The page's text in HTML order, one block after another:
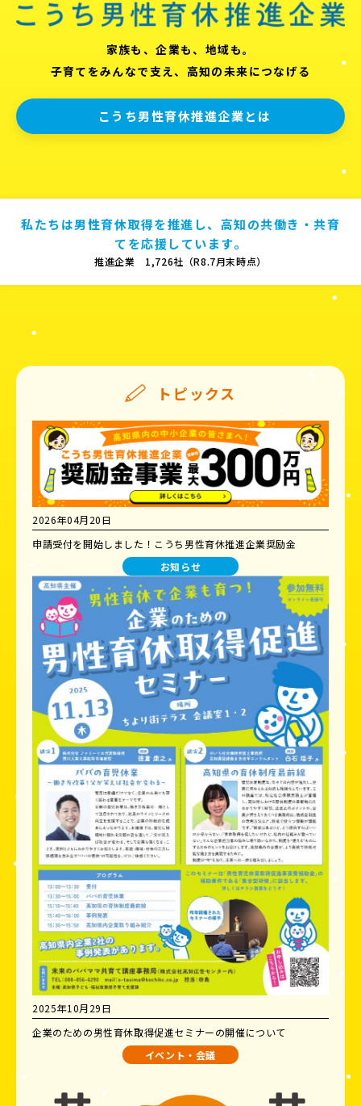
家族も、企業も、地域も。
子育てをみんなで支え、高知の未来につなげる
こうち男性育休推進企業とは
私たちは男性育休取得を推進し、高知の共働き・共育
てを応援しています。
推進企業 1,726社（R8.7月末時点）
トピックス
2026年04月20日
申請受付を開始しました！こうち男性育休推進企業奨励金
お知らせ
2025年10月29日
企業のための男性育休取得促進セミナーの開催について
イベント・会議